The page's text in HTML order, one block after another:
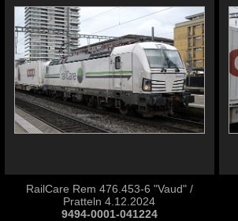
RailCare Rem 476.453-6 "Vaud" /
Pratteln 4.12.2024
9494-0001-041224